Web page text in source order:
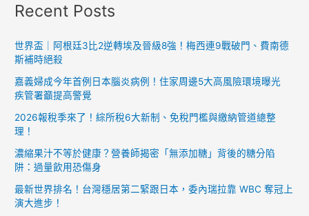
關
迎
來
新
契
機？
Recent Posts
世界盃｜阿根廷3比2逆轉埃及晉級8強！梅西連9戰破門、費南德
斯補時絕殺
嘉義婦成今年首例日本腦炎病例！住家周邊5大高風險環境曝光
疾管署籲提高警覺
2026報稅季來了！綜所稅6大新制、免稅門檻與繳納管道總整
理！
濃縮果汁不等於健康？營養師揭密「無添加糖」背後的糖分陷
阱：過量飲用恐傷身
最新世界排名！台灣穩居第二緊跟日本，委內瑞拉靠 WBC 奪冠上
演大進步！